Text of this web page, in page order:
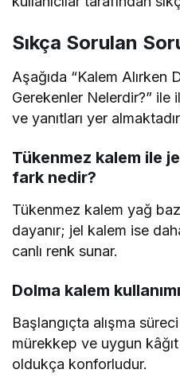
Sıkça Sorulan
Aşağıda “Kalem Alırken
Gerekenler Nelerdir?” ile
ve yanıtları yer
Tükenmez kalem ile
fark nedir?
Tükenmez kalem yağ
dayanır; jel kalem ise
canlı renk sunar.
Dolma kalem
Başlangıçta alışma
mürekkep ve uygun kâğıt
oldukça konforludur.